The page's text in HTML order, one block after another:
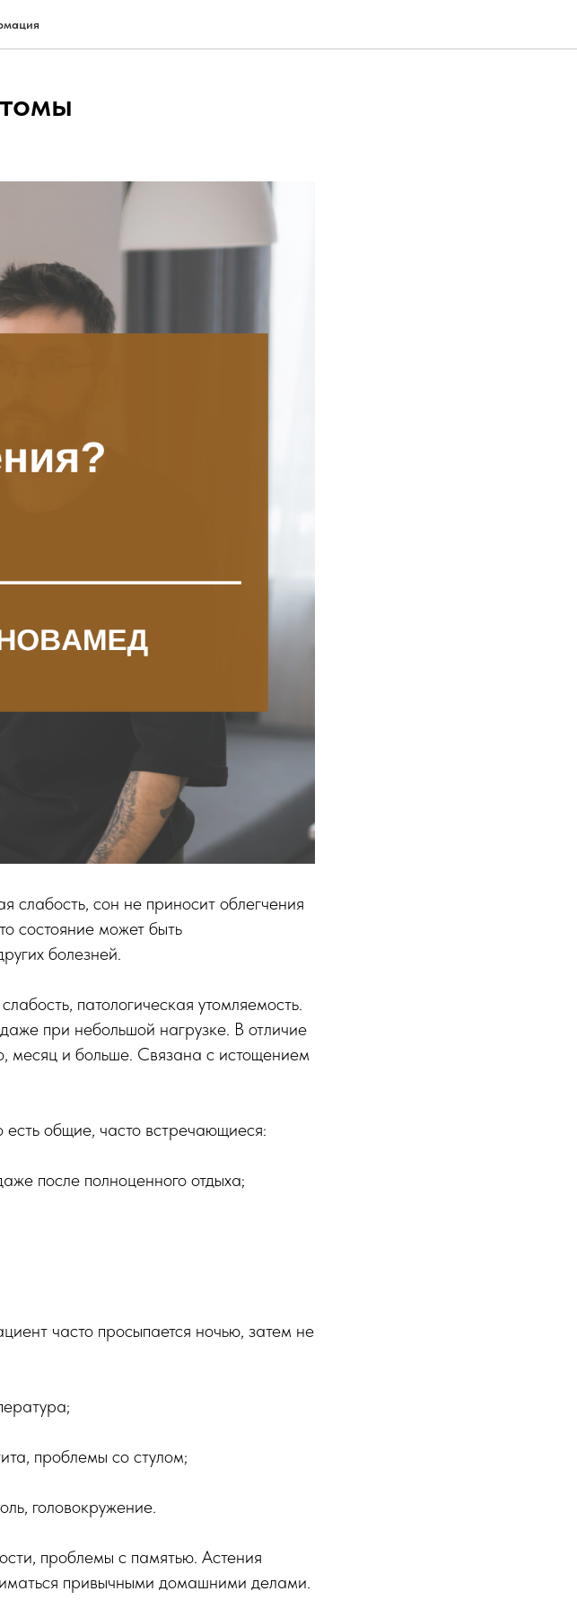
сон не приносит облегчения
состояние может быть
болезней.
патологическая утомляемость.
при небольшой нагрузке. В отличие
месяц и больше. Связана с истощением
общие, часто встречающиеся:
после полноценного отдыха;
часто просыпается ночью, затем не
проблемы со стулом;
головокружение.
проблемы с памятью. Астения
привычными домашними делами.